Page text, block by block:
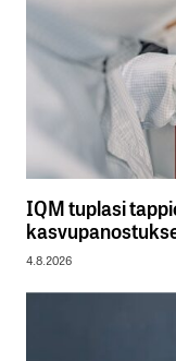
IQM tuplasi
4.8.2026